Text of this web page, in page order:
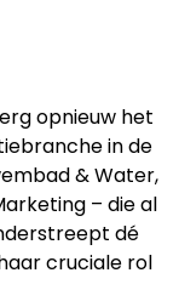
opnieuw het
in de
& Water,
– die al
dé
cruciale rol